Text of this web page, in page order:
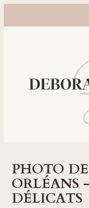
Photographe
PHOTO
ORLÉANS
DÉLICATS